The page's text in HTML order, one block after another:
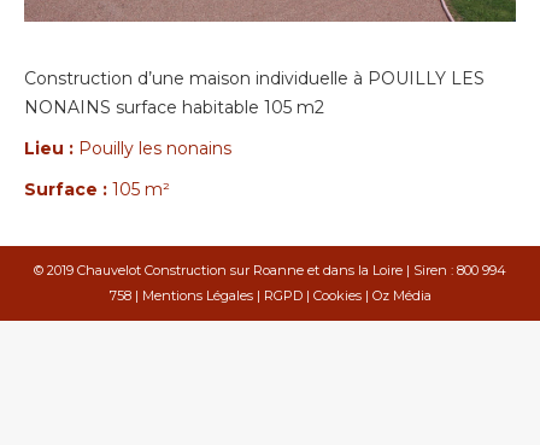
Construction d’une maison individuelle à POUILLY LES
NONAINS surface habitable 105 m2
Lieu : Pouilly les nonains
Surface : 105 m²
© 2019 Chauvelot Construction sur Roanne et dans la Loire | Siren : 800 994
758 | Mentions Légales| RGPD| Cookies| Oz Média